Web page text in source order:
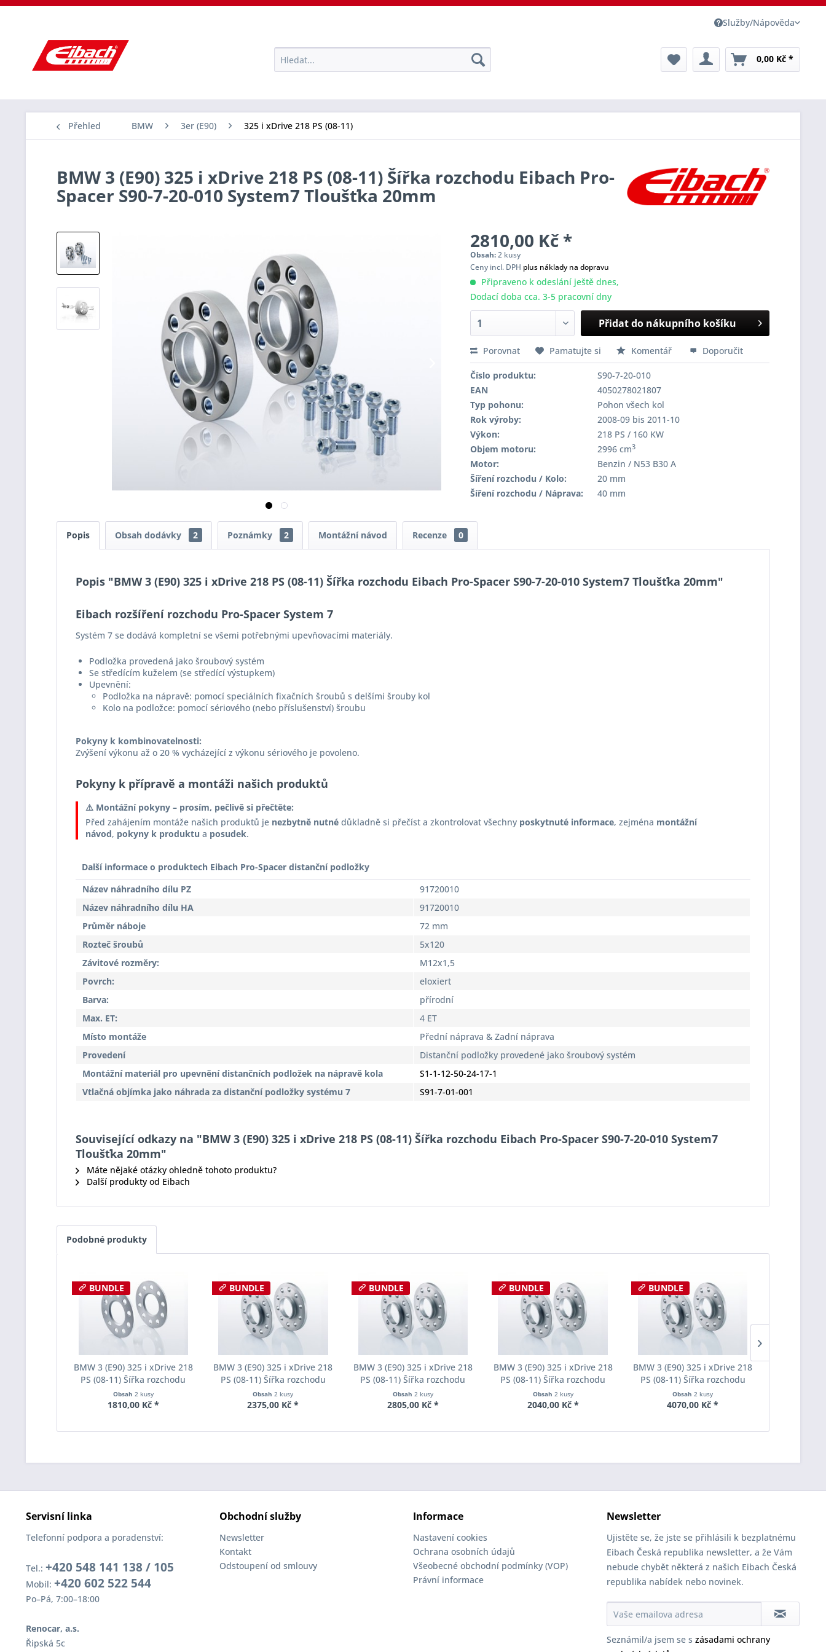
Služby/Nápověda
0,00 Kč *
Přehled BMW 3er (E90) 325 i xDrive 218 PS (08-11)
BMW 3 (E90) 325 i xDrive 218 PS (08-11) Šířka rozchodu Eibach Pro-
Spacer S90-7-20-010 System7 Tloušťka 20mm
2810,00 Kč *
Obsah:2 kusy
Ceny incl. DPH plus náklady na dopravu
Připraveno k odeslání ještě dnes,
Dodací doba cca. 3-5 pracovní dny
Přidat do nákupního košíku
Porovnat Pamatujte si Komentář Doporučit
Číslo produktu:
S90-7-20-010
EAN
4050278021807
Typ pohonu:
Pohon všech kol
Rok výroby:
2008-09 bis 2011-10
Výkon:
218 PS / 160 KW
Objem motoru:
2996 cm3
Motor:
Benzin / N53 B30 A
Šíření rozchodu / Kolo:
20 mm
Šíření rozchodu / Náprava:
40 mm
Popis Obsah dodávky 2 Poznámky 2 Montážní návod Recenze 0
Popis "BMW 3 (E90) 325 i xDrive 218 PS (08-11) Šířka rozchodu Eibach Pro-Spacer S90-7-20-010 System7 Tloušťka 20mm"
Eibach rozšíření rozchodu Pro-Spacer System 7
Systém 7 se dodává kompletní se všemi potřebnými upevňovacími materiály.
Podložka provedená jako šroubový systém
Se středícím kuželem (se středící výstupkem)
Upevnění:
Podložka na nápravě: pomocí speciálních fixačních šroubů s delšími šrouby kol
Kolo na podložce: pomocí sériového (nebo příslušenství) šroubu
Pokyny k kombinovatelnosti:
Zvýšení výkonu až o 20 % vycházející z výkonu sériového je povoleno.
Pokyny k přípravě a montáži našich produktů
⚠️ Montážní pokyny – prosím, pečlivě si přečtěte:
Před zahájením montáže našich produktů je nezbytně nutné důkladně si přečíst a zkontrolovat všechny poskytnuté informace, zejména montážní
návod, pokyny k produktu a posudek.
Další informace o produktech Eibach Pro-Spacer distanční podložky
Název náhradního dílu PZ
91720010
Název náhradního dílu HA
91720010
Průměr náboje
72 mm
Rozteč šroubů
5x120
Závitové rozměry:
M12x1,5
Povrch:
eloxiert
Barva:
přírodní
Max. ET:
4 ET
Místo montáže
Přední náprava & Zadní náprava
Provedení
Distanční podložky provedené jako šroubový systém
Montážní materiál pro upevnění distančních podložek na nápravě kola
S1-1-12-50-24-17-1
Vtlačná objímka jako náhrada za distanční podložky systému 7
S91-7-01-001
Související odkazy na "BMW 3 (E90) 325 i xDrive 218 PS (08-11) Šířka rozchodu Eibach Pro-Spacer S90-7-20-010 System7
Tloušťka 20mm"
Máte nějaké otázky ohledně tohoto produktu?
Další produkty od Eibach
Podobné produkty
BUNDLE
BMW 3 (E90) 325 i xDrive 218
PS (08-11) Šířka rozchodu
Eibach Pro-Spacer S90-1-05-
017 System1 Tloušťka 5mm
Obsah 2 kusy
1810,00 Kč *
BUNDLE
BMW 3 (E90) 325 i xDrive 218
PS (08-11) Šířka rozchodu
Eibach Pro-Spacer S90-2-10-
004 System2 Tloušťka 10mm
Obsah2 kusy
2375,00 Kč *
BUNDLE
BMW 3 (E90) 325 i xDrive 218
PS (08-11) Šířka rozchodu
Eibach Pro-Spacer S90-2-12-
002 System2 Tloušťka 12mm
Obsah 2 kusy
2805,00 Kč *
BUNDLE
BMW 3 (E90) 325 i xDrive 218
PS (08-11) Šířka rozchodu
Eibach Pro-Spacer S90-2-15-
001 System2 Tloušťka 15mm
Obsah 2 kusy
2040,00 Kč *
BUNDLE
BMW 3 (E90) 325 i xDrive 218
PS (08-11) Šířka rozchodu
Eibach Pro-Spacer S90-2-20-
020 System2 Tloušťka 20mm
Obsah2 kusy
4070,00 Kč *
Servisní linka
Telefonní podpora a poradenství:
Tel.: +420 548 141 138 / 105
Mobil: +420 602 522 544
Po–Pá, 7:00–18:00
Renocar, a.s.
Řipská 5c
Obchodní služby
Newsletter
Kontakt
Odstoupení od smlouvy
Informace
Nastavení cookies
Ochrana osobních údajů
Všeobecné obchodní podmínky (VOP)
Právní informace
Newsletter
Ujistěte se, že jste se přihlásili k bezplatnému
Eibach Česká republika newsletter, a že Vám
nebude chybět některá z našich Eibach Česká
republika nabídek nebo novinek.
Seznámil/a jsem se s zásadami ochrany